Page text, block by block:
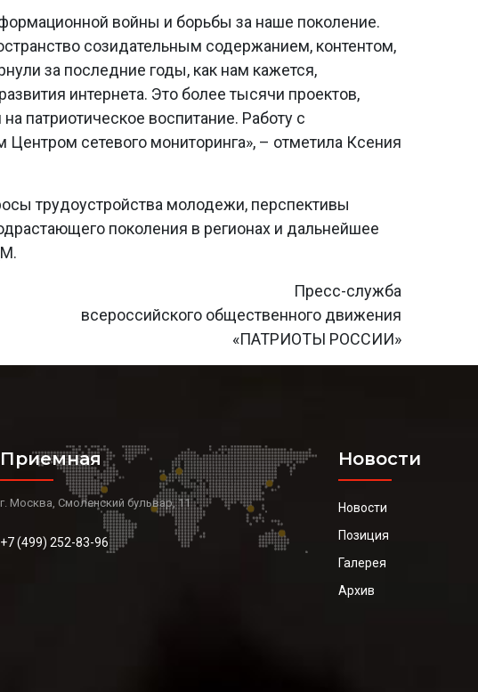
войны и борьбы за наше поколение.
созидательным содержанием, контентом,
за последние годы, как нам кажется,
интернета. Это более тысячи проектов,
патриотическое воспитание. Работу с
сетевого мониторинга», – отметила Ксения
трудоустройства молодежи, перспективы
поколения в регионах и дальнейшее
Пресс-служба
всероссийского общественного движения
«ПАТРИОТЫ РОССИИ»
Приемная
г. Москва, Смоленский бульвар, 11
+7 (499) 252-83-96
Новости
Новости
Позиция
Галерея
Архив